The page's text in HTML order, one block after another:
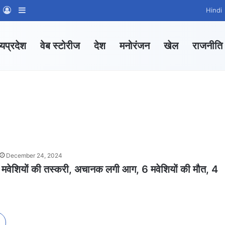
Channel
Group
Log In Hindi
वेब स्टोरीज देश मनोरंजन खेल राजनीति
December 24, 2024
मवेशियों की तस्करी, अचानक लगी आग, 6 मवेशियों की मौत, 4